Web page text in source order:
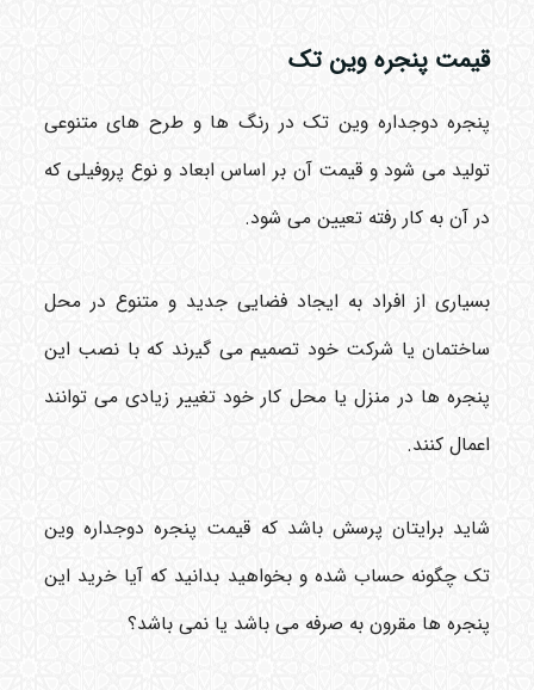
قیمت پنجره وین تک
پنجره دوجداره وین تک در رنگ ها و طرح های متنوعی
تولید می شود و قیمت آن بر اساس ابعاد و نوع پروفیلی که
در آن به کار رفته تعیین می شود.
بسیاری از افراد به ایجاد فضایی جدید و متنوع در محل
ساختمان یا شرکت خود تصمیم می گیرند که با نصب این
پنجره ها در منزل یا محل کار خود تغییر زیادی می توانند
اعمال کنند.
شاید برایتان پرسش باشد که قیمت پنجره دوجداره وین
تک چگونه حساب شده و بخواهید بدانید که آیا خرید این
پنجره ها مقرون به صرفه می باشد یا نمی باشد؟